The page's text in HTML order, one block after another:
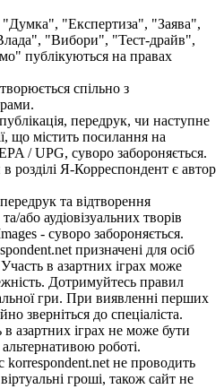
"Експертиза", "Заява",
"Вибори", "Тест-драйв",
публікуються на правах
спільно з
передрук, чи наступне
що містить посилання на
/ UPG, суворо забороняється.
розділі Я-Корреспондент є автор
та відтворення
або аудіовізуальних творів
- суворо забороняється.
призначені для осіб
в азартних іграх може
Дотримуйтесь правил
гри. При виявленні перших
зверніться до спеціаліста.
азартних іграх не може бути
роботі.
korrespondent.net не проводить
гроші, також сайт не